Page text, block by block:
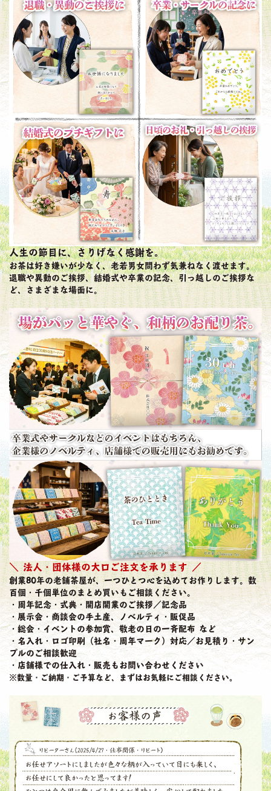
人生の節目に、さりげなく感謝を。
お茶は好き嫌いが少なく、老若男女問わず気兼ねなく渡せます。
退職や異動のご挨拶、結婚式や卒業の記念、引っ越しのご挨拶な
ど、さまざまな場面に。
＼ 法人・団体様の大口ご注文を承ります ／
創業80年の老舗茶屋が、一つひとつ心を込めてお作りします。数
百個・千個単位のまとめ買いもご相談ください。
・周年記念・式典・開店開業のご挨拶／記念品
・展示会・商談会の手土産、ノベルティ・販促品
・総会・イベントの参加賞、敬老の日の一斉配布 など
・名入れ・ロゴ印刷（社名・周年マーク）対応／お見積り・サン
プルのご相談歓迎
・店舗様での仕入れ・販売もお問い合わせください
※数量・ご納期・ご予算など、まずはお気軽にご相談ください。